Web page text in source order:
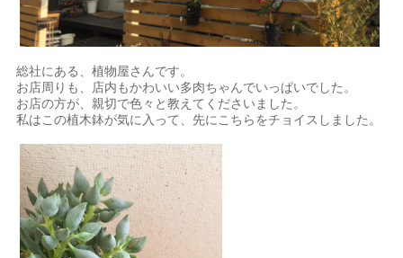
総社にある、植物屋さんです。
お店周りも、店内もかわいい多肉ちゃんでいっぱいでした。
お店の方が、親切で色々と教えてくださいました。
私はこの植木鉢が気に入って、先にこちらをチョイスしました。